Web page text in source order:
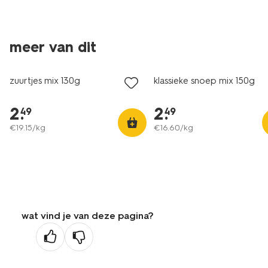
meer van dit
2 voor 3.99
met je HEMA pas
zuurtjes mix 130g
2.
49
€19.15/kg
klassieke snoep mix 150g
2.
49
€16.60/kg
wat vind je van deze pagina?